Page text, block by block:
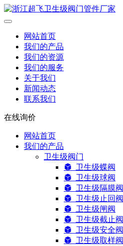
网站首页
我们的产品
我们的资源
我们的服务
关于我们
新闻动态
联系我们
在线询价
网站首页
我们的产品
卫生级阀门
卫生级蝶阀
卫生级球阀
卫生级隔膜阀
卫生级止回阀
卫生级闸阀
卫生级截止阀
卫生级安全阀
卫生级取样阀